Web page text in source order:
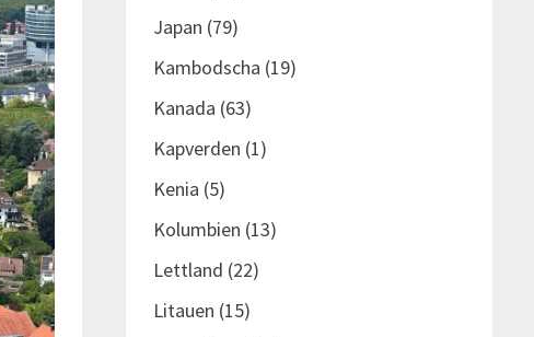
Japan (79)
Kambodscha (19)
Kanada (63)
Kapverden (1)
Kenia (5)
Kolumbien (13)
Lettland (22)
Litauen (15)